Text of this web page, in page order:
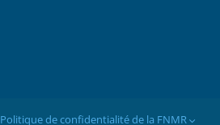
Politique de confidentialité de la FNMR